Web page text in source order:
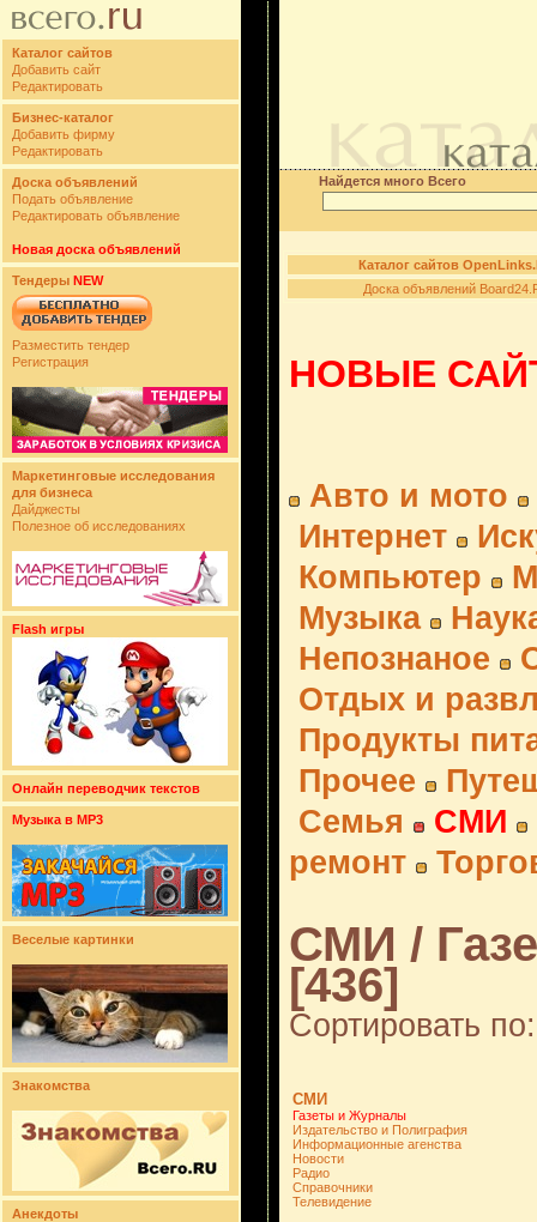
Каталог сайтов
Добавить сайт
Редактировать
Бизнес-каталог
Добавить фирму
Редактировать
Доска объявлений
Подать объявление
Редактировать объявление
Новая доска объявлений
Тендеры NEW
Разместить тендер
Регистрация
Маркетинговые исследования
для бизнеса
Дайджесты
Полезное об исследованиях
Flash игры
Онлайн переводчик текстов
Музыка в MP3
Веселые картинки
Знакомства
Анекдоты
Найдется много Всего
Каталог сайтов
Доска объявлений
НОВЫЕ
Авто и мото
Интернет
Компьютер
Музыка
Непознаное
Отдых и
Продукты
Прочее
Семья
СМИ
ремонт
СМИ /
[436]
Сортировать
СМИ
Газеты и Журналы
Издательство и Полиграфия
Информационные агенства
Новости
Радио
Справочники
Телевидение